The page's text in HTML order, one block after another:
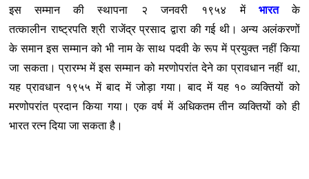
इस सम्मान की स्थापना २ जनवरी १९५४ में भारतके
तत्कालीनराष्ट्रपतिश्रीराजेंद्र प्रसादद्वारा की गई थी। अन्य अलंकरणों
के समान इस सम्मान को भी नाम के साथ पदवी के रूप में प्रयुक्त नहीं किया
जा सकता। प्रारम्भ में इस सम्मान को मरणोपरांत देने का प्रावधान नहीं था,
यह प्रावधान १९५५में बाद में जोड़ा गया। बाद में यह १० व्यक्तियों को
मरणोपरांत प्रदान किया गया। एक वर्ष में अधिकतम तीन व्यक्तियों को ही
भारत रत्न दिया जा सकता है।